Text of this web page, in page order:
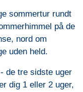
sommertur rundt
på de
nord om
uden held.
de tre sidste uger
dig 1 eller 2 uger,